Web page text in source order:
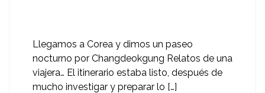
Llegamos a Corea y dimos un paseo
nocturno por Changdeokgung Relatos de una
viajera… El itinerario estaba listo, después de
mucho investigar y preparar lo […]